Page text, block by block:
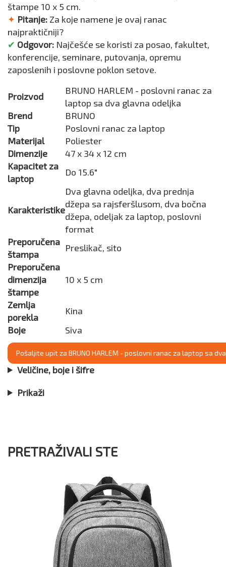
štampe 10 x 5 cm.
✦ Pitanje: Za koje namene je ovaj ranac
najpraktičniji?
✔ Odgovor: Najčešće se koristi za posao, fakultet,
konferencije, seminare, putovanja, opremu
zaposlenih i poslovne poklon setove.
Proizvod
BRUNO HARLEM - poslovni ranac za
laptop sa dva glavna odeljka
Brend
BRUNO
Tip
Poslovni ranac za laptop
Materijal
Poliester
Dimenzije
47 x 34 x 12 cm
Kapacitet za
laptop
Do 15.6"
Karakteristike
Dva glavna odeljka, dva prednja
džepa sa rajsferšlusom, dva bočna
džepa, odeljak za laptop, poslovni
format
Preporučena
štampa
Preslikač, sito
Preporučena
dimenzija
štampe
10 x 5 cm
Zemlja
porekla
Kina
Boje
Siva
Pošaljite upit za BRUNO HARLEM - poslovni ranac za laptop sa
Veličine, boje i šifre
Prikaži
PRETRAŽIVALI STE